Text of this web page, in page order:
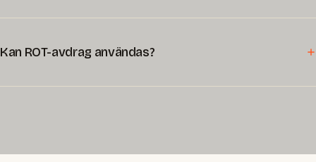
Kan ROT-avdrag användas?